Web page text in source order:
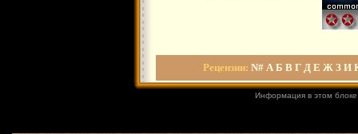
Рецензии: N# А Б В Г Д Е Ж З И
Информация в этом